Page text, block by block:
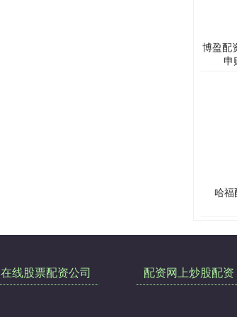
博盈配
申
哈福
在线股票配资公司 配资网上炒股配资